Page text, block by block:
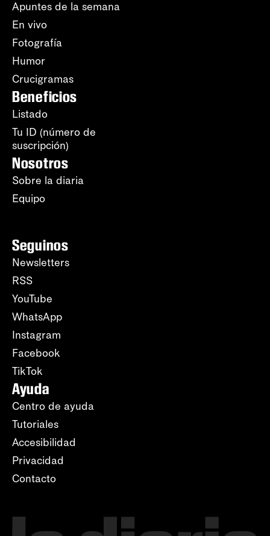
Apuntes de la semana
En vivo
Fotografía
Humor
Crucigramas
Beneficios
Listado
Tu ID (número de
suscripción)
Nosotros
Sobre la diaria
Equipo
Seguinos
Newsletters
RSS
YouTube
WhatsApp
Instagram
Facebook
TikTok
Ayuda
Centro de ayuda
Tutoriales
Accesibilidad
Privacidad
Contacto